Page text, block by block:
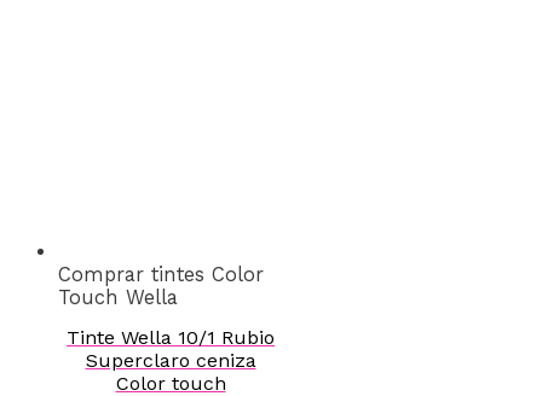
Comprar tintes Color
Touch Wella
Tinte Wella 10/1 Rubio
Superclaro ceniza
Color touch